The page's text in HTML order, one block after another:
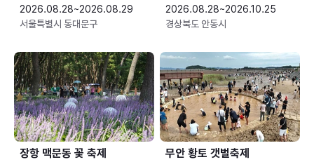
2026.08.28~2026.08.29
서울특별시 동대문구
2026.08.28~2026.10.25
경상북도 안동시
장항 맥문동 꽃 축제 무안 황토 갯벌축제